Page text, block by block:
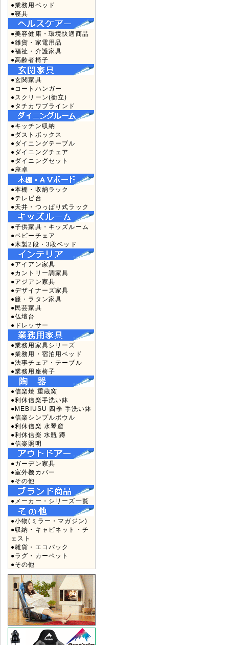
●業務用ベッド
●寝具
●美容健康・環境快適商品
●雑貨・家電用品
●福祉・介護家具
●高齢者椅子
●玄関家具
●コートハンガー
●スクリーン(衝立)
●タチカワブラインド
●キッチン収納
●ダストボックス
●ダイニングテーブル
●ダイニングチェア
●ダイニングセット
●座卓
●本棚・収納ラック
●テレビ台
●天井・つっぱり式ラック
●子供家具・キッズルーム
●ベビーチェア
●木製2段・3段ベッド
●アイアン家具
●カントリー調家具
●アジアン家具
●デザイナーズ家具
●籐・ラタン家具
●民芸家具
●仏壇台
●ドレッサー
●業務用家具シリーズ
●業務用・宿泊用ベッド
●法事チェア・テーブル
●業務用座椅子
●信楽焼 重蔵窯
●利休信楽手洗い鉢
●MEBIUSU 四季 手洗い鉢
●信楽シンプルボウル
●利休信楽 水琴窟
●利休信楽 水瓶 蹲
●信楽照明
●ガーデン家具
●室外機カバー
●その他
●メーカー・シリーズ一覧
●小物(ミラー・マガジン)
●収納・キャビネット・チ
ェスト
●雑貨・エコバック
●ラグ・カーペット
●その他